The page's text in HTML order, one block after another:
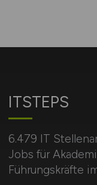
ITSTEPS
6.479 IT
Jobs für
Führungskräfte